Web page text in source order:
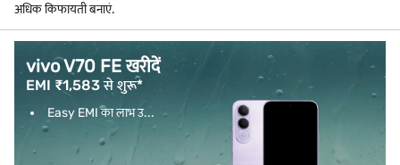
अधिक किफायती बनाएं.
vivo V70 FE खरीदें
EMI ₹1,583 से शुरू*
Easy EMI का लाभ उ...